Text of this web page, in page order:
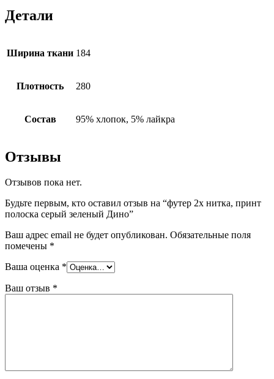
Детали
Ширина ткани 184
Плотность 280
Состав 95% хлопок, 5% лайкра
Отзывы
Отзывов пока нет.
Будьте первым, кто оставил отзыв на “футер 2х нитка, принт
полоска серый зеленый Дино”
Ваш адрес email не будет опубликован. Обязательные поля
помечены *
Ваша оценка *
Ваш отзыв *